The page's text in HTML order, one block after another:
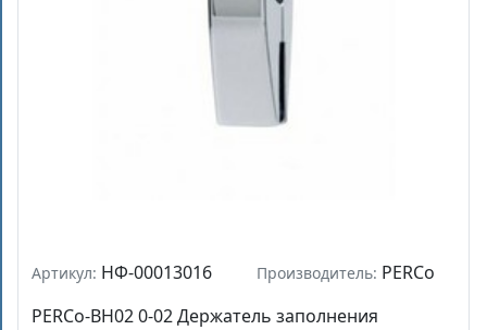
Артикул: НФ-00013016 Производитель: PERCo
PERCo-BH02 0-02 Держатель заполнения